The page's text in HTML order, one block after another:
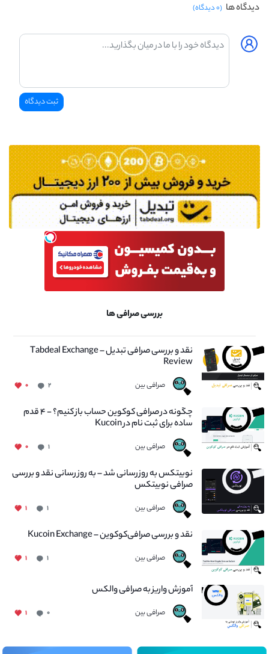
دیدگاه ها (۰ دیدگاه)
بررسی صرافی ها
نقد و بررسی صرافی تبدیل – Tabdeal Exchange
Review
صرافی بین ۲ ۰
چگونه در صرافی کوکوین حساب باز کنیم؟ - ۴ قدم
ساده برای ثبت نام در Kucoin
صرافی بین ۱ ۰
نوبیتکس به روزرسانی شد – به روز رسانی نقد و بررسی
صرافی نوبیتکس
صرافی بین ۱ ۱
نقد و بررسی صرافی‌کوکوین – Kucoin Exchange
صرافی بین ۱ ۱
آموزش واریز به صرافی والکس
صرافی بین ۰ ۱